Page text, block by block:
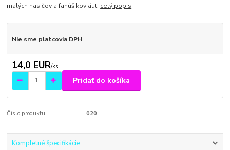
malých hasičov a fanúšikov áut. celý popis
Nie sme platcovia DPH
14,0 EUR/ks
Pridať do košíka
Číslo produktu: 020
Kompletné špecifikácie